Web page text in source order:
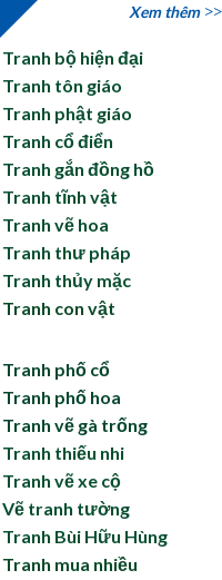
Xem thêm
Tranh bộ hiện đại
Tranh tôn giáo
Tranh phật giáo
Tranh cổ điển
Tranh gắn đồng hồ
Tranh tĩnh vật
Tranh vẽ hoa
Tranh thư pháp
Tranh thủy mặc
Tranh con vật
Tranh phố cổ
Tranh phố hoa
Tranh vẽ gà trống
Tranh thiếu nhi
Tranh vẽ xe cộ
Vẽ tranh tường
Tranh Bùi Hữu Hùng
Tranh mua nhiều